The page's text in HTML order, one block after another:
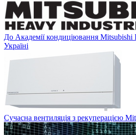
До Академії кондиціювання Mitsubishi
Україні
Сучасна вентиляція з рекуперацією